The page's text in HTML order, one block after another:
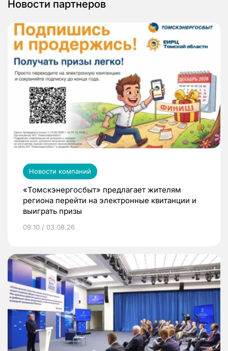
Новости партнеров
Новости компаний
«Томскэнергосбыт» предлагает жителям
региона перейти на электронные квитанции и
выиграть призы
09:10 / 03.08.26